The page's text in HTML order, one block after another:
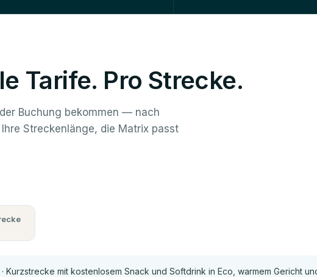
Tarife. Pro Strecke.
Buchung bekommen — nach
Streckenlänge, die Matrix passt
Kurzstrecke mit kostenlosem Snack und Softdrink in Eco, warmem Gericht